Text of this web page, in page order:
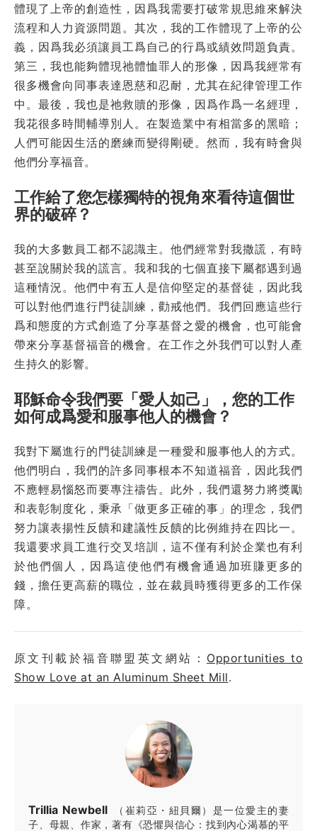
體現了上帝的創造性，因爲我需要打破常規思維來解決
流程和人力資源問題。其次，我的工作體現了上帝的公
義，因爲我必須讓員工爲自己的行爲或績效問題負責。
第三，我也能夠體現祂體恤罪人的形像，因爲我經常有
很多機會向同事表達恩慈和忍耐，尤其在紀律管理工作
中。最後，我也是祂救贖的形像，因爲作爲一名經理，
我花很多時間輔導別人。在製造業中有相當多的黑暗；
人們可能因生活的磨練而變得剛硬。然而，我有時會與
他們分享福音。
工作給了您怎樣獨特的視角來看待這個世
界的破碎？
我的大多數員工都不認識主。他們經常對我撒謊，有時
甚至說關於我的謊言。我和我的七個直接下屬都遇到過
這種情況。他們中有五人是信仰堅定的基督徒，因此我
可以對他們進行門徒訓練，勸戒他們。我們回應這些行
爲和態度的方式創造了分享基督之愛的機會，也可能會
帶來分享基督福音的機會。在工作之外我們可以對人產
生持久的影響。
耶穌命令我們要「愛人如己」，您的工作
如何成爲愛和服事他人的機會？
我對下屬進行的門徒訓練是一種愛和服事他人的方式。
他們明白，我們的許多同事根本不知道福音，因此我們
不應輕易惱怒而要專注禱告。此外，我們還努力將獎勵
和表彰制度化，秉承「做更多正確的事」的理念，我們
努力讓表揚性反饋和建議性反饋的比例維持在四比一。
我還要求員工進行交叉培訓，這不僅有利於企業也有利
於他們個人，因爲這使他們有機會通過加班賺更多的
錢，擔任更高薪的職位，並在裁員時獲得更多的工作保
障。
原文刊載於福音聯盟英文網站： Opportunities to
Show Love at an Aluminum Sheet Mill.
Trillia Newbell
（崔莉亞・紐貝爾）是一位愛主的妻
子、母親、作家，著有《恐懼與信心：找到內心渴慕的平